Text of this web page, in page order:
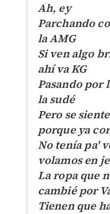
Ah, ey
Parchando
la AMG
Si ven algo
ahí va KG
Pasando por
la sudé
Pero se
porque ya
No tenía pa'
volamos en
La ropa que
cambié por
Tienen que